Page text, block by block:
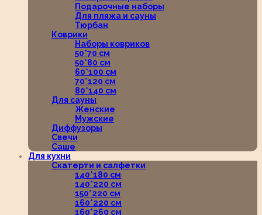
Подарочные наборы
Для пляжа и сауны
Тюрбан
Коврики
Наборы ковриков
50*70 см
50*80 см
60*100 см
70*120 см
80*140 см
Для сауны
Женские
Мужские
Диффузоры
Свечи
Саше
Для кухни
Скатерти и салфетки
140*180 см
140*220 см
150*220 см
160*220 см
160*260 см